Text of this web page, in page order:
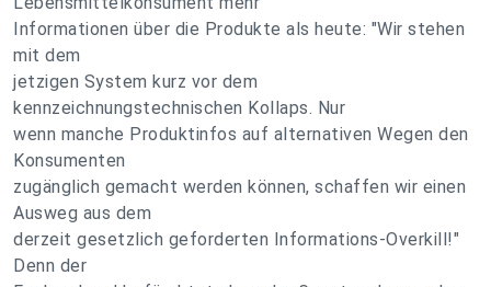
Informationen über die Produkte als heute: "Wir stehen
mit dem
jetzigen System kurz vor dem
kennzeichnungstechnischen Kollaps. Nur
wenn manche Produktinfos auf alternativen Wegen den
Konsumenten
zugänglich gemacht werden können, schaffen wir einen
Ausweg aus dem
derzeit gesetzlich geforderten Informations-Overkill!"
Denn der